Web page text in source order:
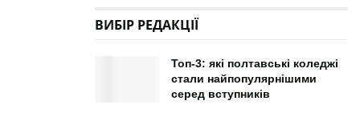
ВИБІР РЕДАКЦІЇ
Топ-3: які полтавські коледжі
стали найпопулярнішими
серед вступників